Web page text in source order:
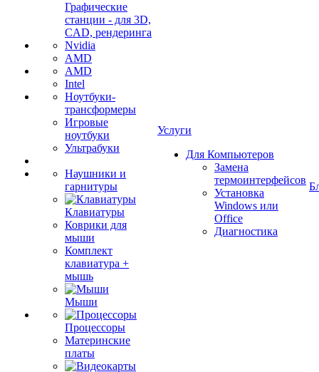
Графические
станции - для 3D,
CAD, рендеринга
Nvidia
AMD
AMD
Intel
Ноутбуки-
трансформеры
Игровые
ноутбуки
Ультрабуки
Наушники и
гарнитуры
Клавиатуры
Коврики для
мыши
Комплект
клавиатура +
мышь
Мыши
Процессоры
Материнские
платы
Услуги
Для Компьютеров
Замена
термоинтерфейсов
Установка
Windows или
Office
Диагностика